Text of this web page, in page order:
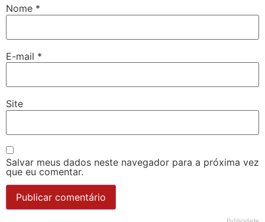
Nome *
E-mail *
Site
Salvar meus dados neste navegador para a próxima vez
que eu comentar.